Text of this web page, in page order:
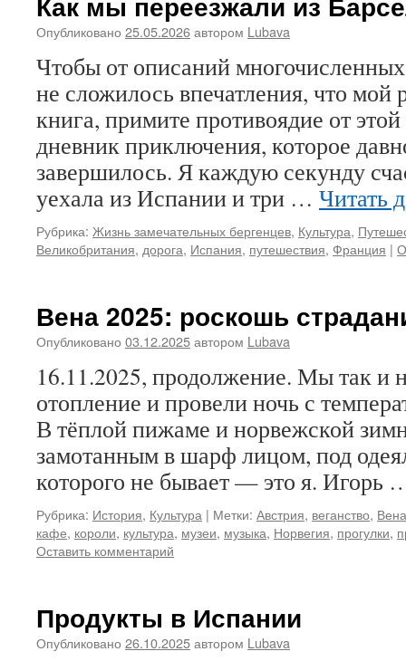
Опубликовано 25.05.2026автором Lubava
Чтобы от описаний
не сложилось впечатления, что
книга, примите противоядие от
дневник приключения, которое
завершилось. Я каждую секунду
уехала из Испании и три … Читать
Рубрика: Жизнь замечательных бергенцев, Культура,
Великобритания, дорога, Испания, путешествия, Франция |
Вена 2025: роскошь
Опубликовано 03.12.2025автором Lubava
16.11.2025, продолжение. Мы так и
отопление и провели ночь с
В тёплой пижаме и норвежской
замотанным в шарф лицом, под
которого не бывает — это я. Игорь
Рубрика: История, Культура | Метки: Австрия, веганство, Вена
кафе, короли, культура, музеи, музыка, Норвегия, прогулки,
Оставить комментарий
Продукты в Испании
Опубликовано 26.10.2025автором Lubava